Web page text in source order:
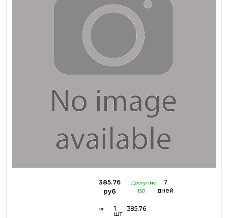
385.76
руб
Доступно:
150
7
дней
от 1
шт
385.76